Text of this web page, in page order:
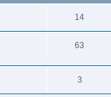
14
63
3